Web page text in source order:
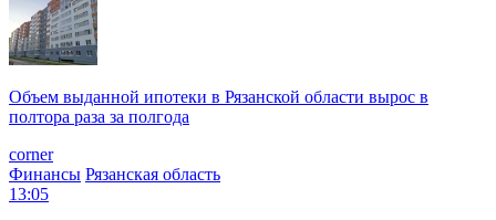
Объем выданной ипотеки в Рязанской области вырос в
полтора раза за полгода
corner
Финансы Рязанская область
13:05